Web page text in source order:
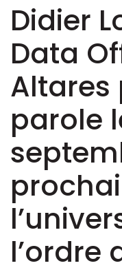
Didier
Data
Altares
parole
l’ordre